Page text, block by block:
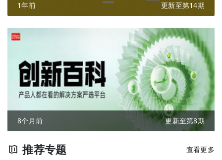
1年前 更新至第14期
8个月前 更新至第8期
推荐专题 查看更多